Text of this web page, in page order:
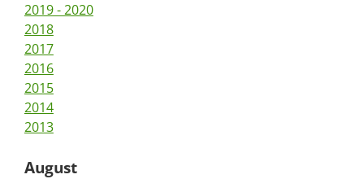
2019 - 2020
2018
2017
2016
2015
2014
2013
August